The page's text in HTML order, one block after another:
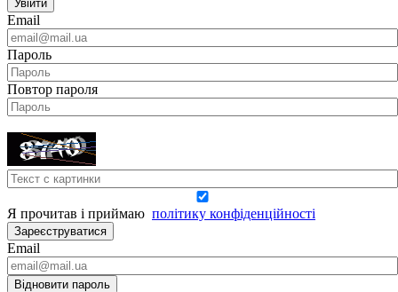
Увійти
Email
Пароль
Повтор пароля
Я прочитав і приймаю політику конфіденційності
Зареєструватися
Email
Відновити пароль